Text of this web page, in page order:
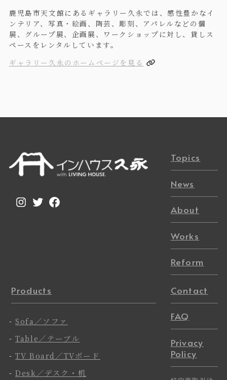
鹿児島市天文館にあるギャラリー久永では、感性豊かなイ
ンテリア、写真・絵画、陶芸、彫刻、アパレルなどの個
展、グループ展、企画展、ワークショップに対し、貸しス
ペースをレンタルしています。
ギャラリー久永のホームページを見る
Instagram
TwitterFacebook
Topics
News
About
Works
Reform
Products
-Sofa／ソファ
-Table／テーブル
-TV Board／TVボード
-Desk／デスク・机
Contact
FAQ
Privacy
Policy